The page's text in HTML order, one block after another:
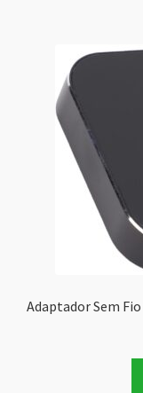
Adaptador Sem